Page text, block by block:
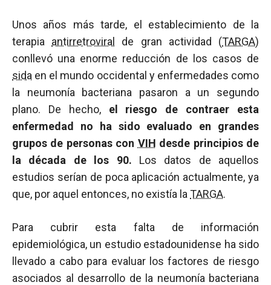
Unos años más tarde, el establecimiento de la
terapia antirretroviral de gran actividad (TARGA)
conllevó una enorme reducción de los casos de
sida en el mundo occidental y enfermedades como
la neumonía bacteriana pasaron a un segundo
plano. De hecho, el riesgo de contraer esta
enfermedad no ha sido evaluado en grandes
grupos de personas con VIH desde principios de
la década de los 90. Los datos de aquellos
estudios serían de poca aplicación actualmente, ya
que, por aquel entonces, no existía la TARGA.
Para cubrir esta falta de información
epidemiológica, un estudio estadounidense ha sido
llevado a cabo para evaluar los factores de riesgo
asociados al desarrollo de la neumonía bacteriana